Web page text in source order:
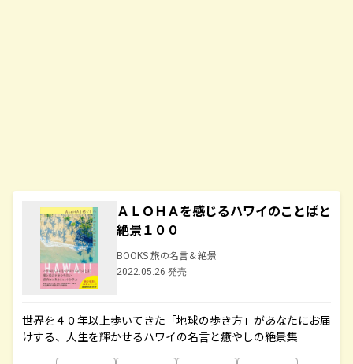
ＡＬＯＨＡを感じるハワイのことばと
絶景１００
BOOKS 旅の名言＆絶景
2022.05.26 発売
世界を４０年以上歩いてきた「地球の歩き方」があなたにお届
けする、人生を輝かせるハワイの名言と癒やしの絶景集